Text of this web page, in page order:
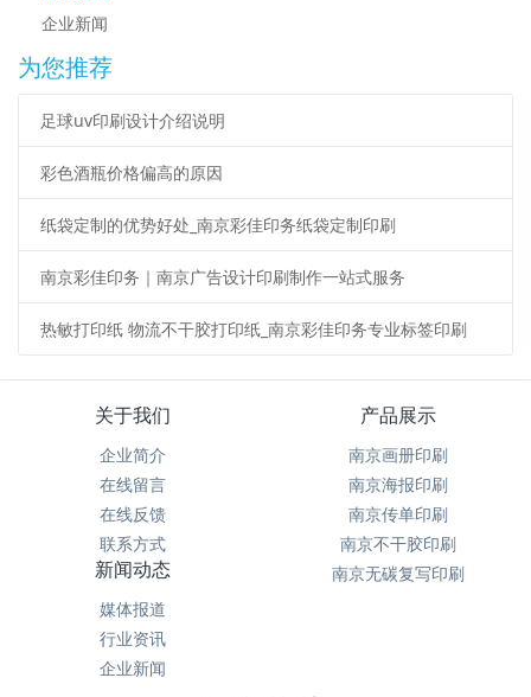
企业新闻
为您推荐
足球uv印刷设计介绍说明
彩色酒瓶价格偏高的原因
纸袋定制的优势好处_南京彩佳印务纸袋定制印刷
南京彩佳印务｜南京广告设计印刷制作一站式服务
热敏打印纸 物流不干胶打印纸_南京彩佳印务专业标签印刷
关于我们
企业简介
在线留言
在线反馈
联系方式
产品展示
南京画册印刷
南京海报印刷
南京传单印刷
南京不干胶印刷
南京无碳复写印刷
新闻动态
媒体报道
行业资讯
企业新闻